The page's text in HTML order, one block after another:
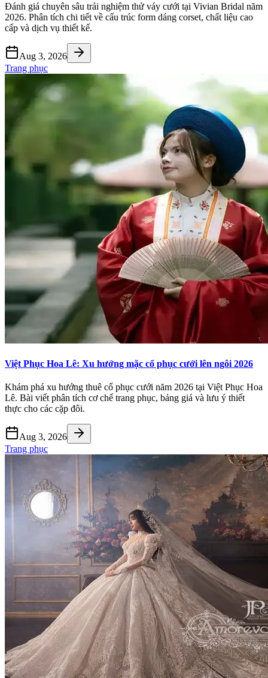
Đánh giá chuyên sâu trải nghiệm thử váy cưới tại Vivian Bridal năm
2026. Phân tích chi tiết về cấu trúc form dáng corset, chất liệu cao
cấp và dịch vụ thiết kế.
Aug 3, 2026
Trang phục
Việt Phục Hoa Lê: Xu hướng mặc cổ phục cưới lên ngôi 2026
Khám phá xu hướng thuê cổ phục cưới năm 2026 tại Việt Phục Hoa
Lê. Bài viết phân tích cơ chế trang phục, bảng giá và lưu ý thiết
thực cho các cặp đôi.
Aug 3, 2026
Trang phục